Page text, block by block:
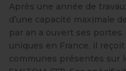
Après une année de
d’une capacité maximale
par an a ouvert ses
uniques en France, il
communes présentes sur